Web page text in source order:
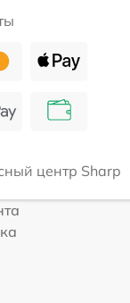
центр Sharp